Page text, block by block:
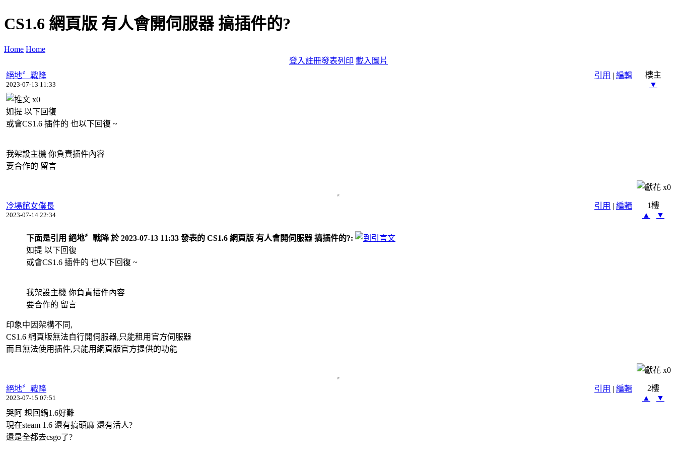
CS1.6 網頁版 有人會開伺服器 搞插件的?
Home Home
登入註冊發表列印 載入圖片
引用 | 編輯
絕地〞戰降
2023-07-13 11:33
樓主
▼
x0
如提 以下回復
或會CS1.6 插件的 也以下回復 ~
我架設主機 你負責插件內容
要合作的 留言
x0
引用 | 編輯
冷場館女僕長
2023-07-14 22:34
1樓
▲
▼
下面是引用 絕地〞戰降 於 2023-07-13 11:33 發表的 CS1.6 網頁版 有人會開伺服器 搞插件的?:
如提 以下回復
或會CS1.6 插件的 也以下回復 ~
我架設主機 你負責插件內容
要合作的 留言
印象中因架構不同,
CS1.6 網頁版無法自行開伺服器,只能租用官方伺服器
而且無法使用插件,只能用網頁版官方提供的功能
x0
引用 | 編輯
絕地〞戰降
2023-07-15 07:51
2樓
▲
▼
哭阿 想回鍋1.6好難
現在steam 1.6 還有搞頭麻 還有活人?
還是全都去csgo了?